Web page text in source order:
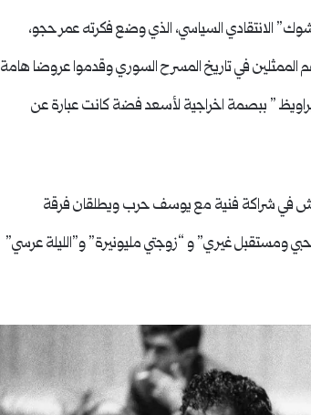
الانتقادي السياسي، الذي وضع فكرته عمر حجو،
في تاريخ المسرح السوري وقدموا عروضا هامة
“براويظ ” ببصمة اخراجية لأسعد فضة كانت عبارة عن
1974 ؛ فينخرط ياسين بقوش في شراكة فنية مع يوسف حرب ويطلقان فرقة
ومستقبل غيري” و “زوجتي مليونيرة” و”الليلة عرسي”